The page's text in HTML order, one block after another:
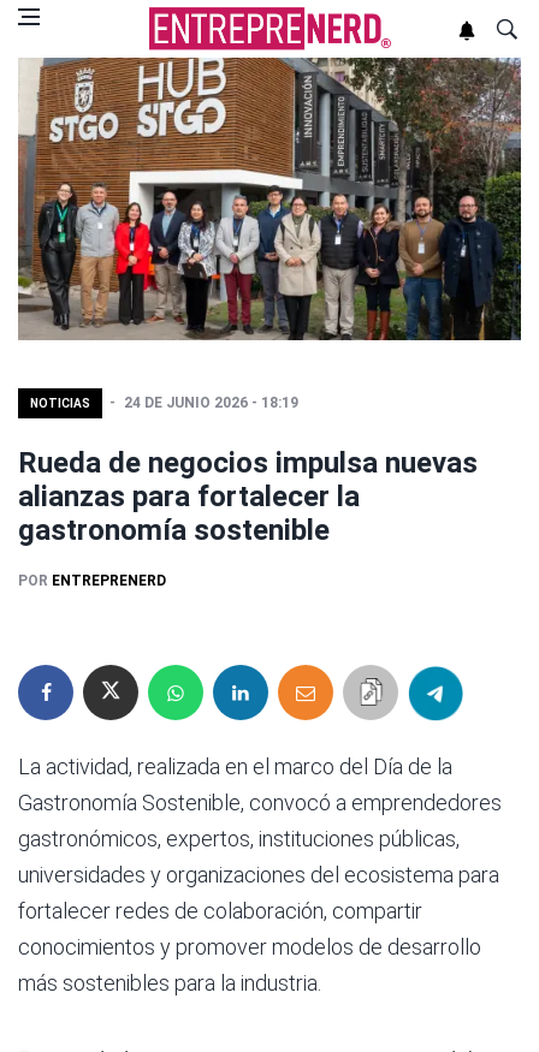
NOTICIAS 24 DE JUNIO 2026 - 18:19
Rueda de negocios impulsa nuevas
alianzas para fortalecer la
gastronomía sostenible
POR ENTREPRENERD
La actividad, realizada en el marco del Día de la
Gastronomía Sostenible, convocó a emprendedores
gastronómicos, expertos, instituciones públicas,
universidades y organizaciones del ecosistema para
fortalecer redes de colaboración, compartir
conocimientos y promover modelos de desarrollo
más sostenibles para la industria.